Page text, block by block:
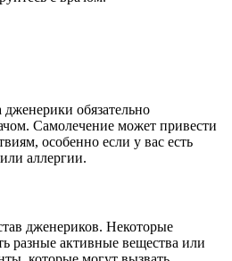
обязательно
Самолечение может привести
особенно если у вас есть
аллергии.
дженериков. Некоторые
разные активные вещества или